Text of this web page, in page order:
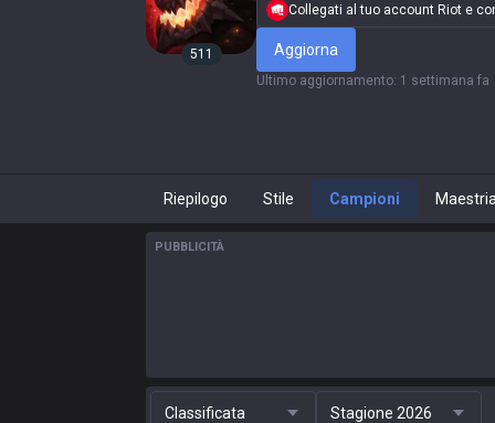
511
Collegati al tuo account Riot e
Aggiorna
Ultimo aggiornamento: 1 settimana fa
Riepilogo Stile Campioni Maestria
PUBBLICITÀ
Classificata Stagione 2026